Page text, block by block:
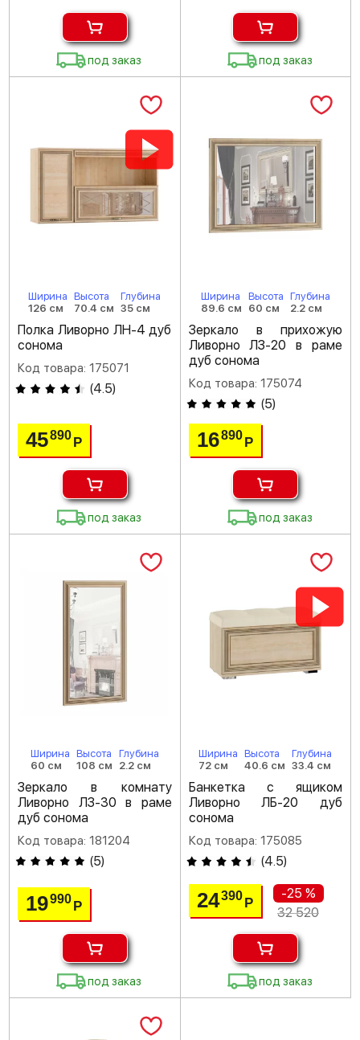
под заказ под заказ
Ширина
126 см
Высота
70.4 см
Глубина
35 см
Полка Ливорно ЛН-4 дуб
сонома
Код товара: 175071
(4.5)
45890Р
под заказ
Ширина
89.6 см
Высота
60 см
Глубина
2.2 см
Зеркало в прихожую
Ливорно ЛЗ-20 в раме
дуб сонома
Код товара: 175074
(5)
16890 Р
под заказ
Ширина
60 см
Высота
108 см
Глубина
2.2 см
Зеркало в комнату
Ливорно ЛЗ-30 в раме
дуб сонома
Код товара: 181204
(5)
19990Р
под заказ
Ширина
72 см
Высота
40.6 см
Глубина
33.4 см
Банкетка с ящиком
Ливорно ЛБ-20 дуб
сонома
Код товара: 175085
(4.5)
24390 Р
-25 %
32 520
под заказ